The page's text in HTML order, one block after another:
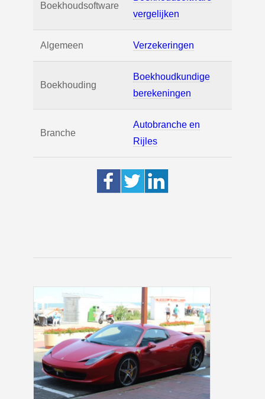
Boekhoudsoftware
vergelijken
Algemeen Verzekeringen
Boekhouding
Boekhoudkundige
berekeningen
Branche
Autobranche en
Rijles